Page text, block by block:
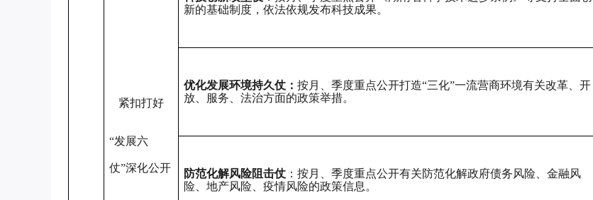
紧扣打好
“发展六
仗”深化公开
新的基础制度，依法依规发布科技成果。
优化发展环境持久仗：按月、季度重点公开打造“三化”一流营商环境有关改革、开
放、服务、法治方面的政策举措。
防范化解风险阻击仗 ：按月、季度重点公开有关防范化解政府债务风险、金融风
险、地产风险、疫情风险的政策信息。